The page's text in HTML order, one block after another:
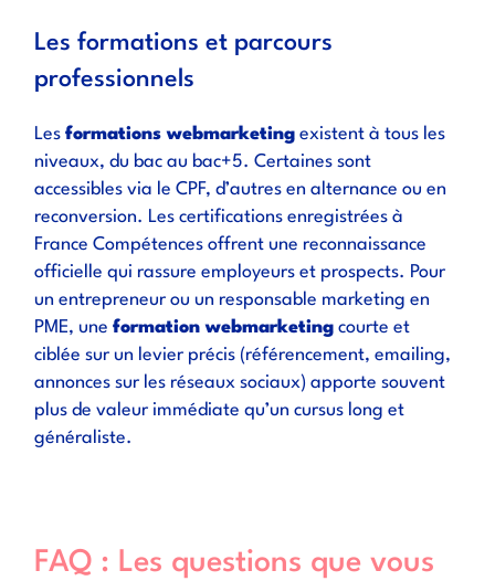
Les formations et parcours
professionnels
Lesformations webmarketing existent à tous les
niveaux, du bac au bac+5. Certaines sont
accessibles via le CPF, d’autres en alternance ou en
reconversion. Les certifications enregistrées à
France Compétences offrent une reconnaissance
officielle qui rassure employeurs et prospects. Pour
un entrepreneur ou un responsable marketing en
PME, uneformation webmarketing courte et
ciblée sur un levier précis (référencement, emailing,
annonces sur les réseaux sociaux) apporte souvent
plus de valeur immédiate qu’un cursus long et
généraliste.
FAQ : Les questions que vous